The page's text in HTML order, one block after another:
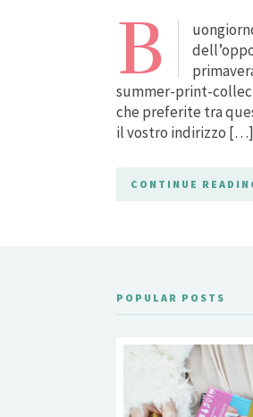
B
summer-print-
che preferite tra
il vostro indirizzo […]
CONTINUE
POPULAR POSTS